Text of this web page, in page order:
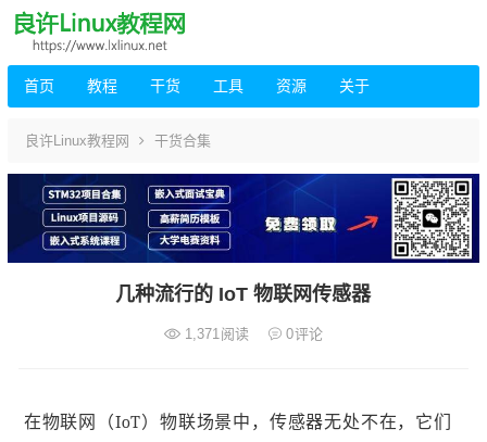
首页 教程 干货 工具 资源 关于
良许Linux教程网 干货合集
几种流行的 IoT 物联网传感器
1,371 阅读 0评论
在物联网（IoT）物联场景中，传感器无处不在，它们